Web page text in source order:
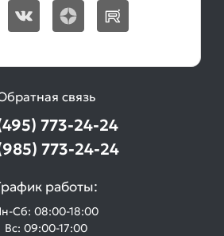
связь
773-24-24
773-24-24
работы:
Сб: 08:00-18:00
Вс: 09:00-17:00